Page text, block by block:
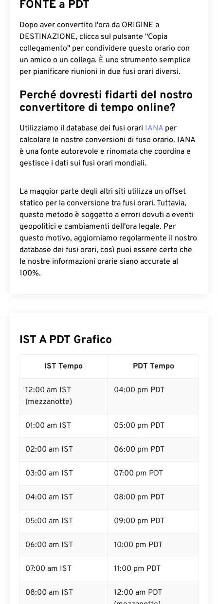
FONTE a PDT
Dopo aver convertito l'ora da ORIGINE a
DESTINAZIONE, clicca sul pulsante "Copia
collegamento" per condividere questo orario con
un amico o un collega. È uno strumento semplice
per pianificare riunioni in due fusi orari diversi.
Perché dovresti fidarti del nostro
convertitore di tempo online?
Utilizziamo il database dei fusi orari IANA per
calcolare le nostre conversioni di fuso orario. IANA
è una fonte autorevole e rinomata che coordina e
gestisce i dati sui fusi orari mondiali.
La maggior parte degli altri siti utilizza un offset
statico per la conversione tra fusi orari. Tuttavia,
questo metodo è soggetto a errori dovuti a eventi
geopolitici e cambiamenti dell'ora legale. Per
questo motivo, aggiorniamo regolarmente il nostro
database dei fusi orari, così puoi essere certo che
le nostre informazioni orarie siano accurate al
100%.
IST A PDT Grafico
IST Tempo PDT Tempo
12:00 am IST
(mezzanotte)
04:00 pm PDT
01:00 am IST 05:00 pm PDT
02:00 am IST 06:00 pm PDT
03:00 am IST 07:00 pm PDT
04:00 am IST 08:00 pm PDT
05:00 am IST 09:00 pm PDT
06:00 am IST 10:00 pm PDT
07:00 am IST 11:00 pm PDT
08:00 am IST
12:00 am PDT